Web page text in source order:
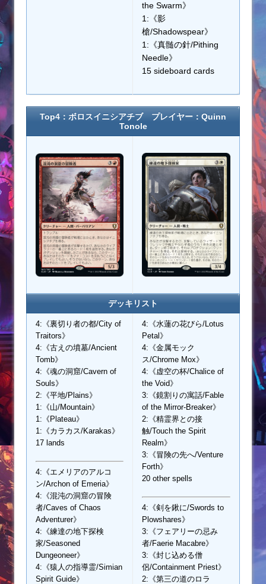
the Swarm》
1:《影
槍/Shadowspear》
1:《真髄の針/Pithing
Needle》
15 sideboard cards
Top4：ボロスイニシアチブ プレイヤー：Quinn
Tonole
デッキリスト
4:《裏切り者の都/City of
Traitors》
4:《古えの墳墓/Ancient
Tomb》
4:《魂の洞窟/Cavern of
Souls》
2:《平地/Plains》
1:《山/Mountain》
1:《Plateau》
1:《カラカス/Karakas》
17 lands
4:《エメリアのアルコ
ン/Archon of Emeria》
4:《混沌の洞窟の冒険
者/Caves of Chaos
Adventurer》
4:《練達の地下探検
家/Seasoned
Dungeoneer》
4:《猿人の指導霊/Simian
Spirit Guide》
4:《水蓮の花びら/Lotus
Petal》
4:《金属モック
ス/Chrome Mox》
4:《虚空の杯/Chalice of
the Void》
3:《鏡割りの寓話/Fable
of the Mirror-Breaker》
2:《精霊界との接
触/Touch the Spirit
Realm》
3:《冒険の先へ/Venture
Forth》
20 other spells
4:《剣を鍬に/Swords to
Plowshares》
3:《フェアリーの忌み
者/Faerie Macabre》
3:《封じ込める僧
侶/Containment Priest》
2:《第三の道のロラ